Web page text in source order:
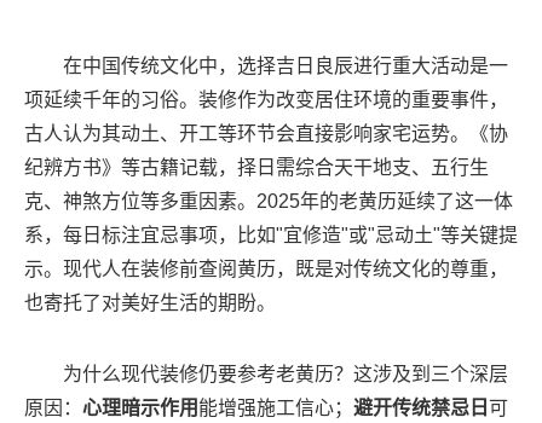
在中国传统文化中，选择吉日良辰进行重大活动是一
项延续千年的习俗。装修作为改变居住环境的重要事件，
古人认为其动土、开工等环节会直接影响家宅运势。《协
纪辨方书》等古籍记载，择日需综合天干地支、五行生
克、神煞方位等多重因素。2025年的老黄历延续了这一体
系，每日标注宜忌事项，比如"宜修造"或"忌动土"等关键提
示。现代人在装修前查阅黄历，既是对传统文化的尊重，
也寄托了对美好生活的期盼。
为什么现代装修仍要参考老黄历？这涉及到三个深层
原因： 心理暗示作用 能增强施工信心； 避开传统禁忌日 可